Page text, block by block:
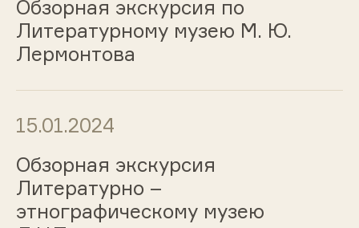
Обзорная экскурсия по
Литературному музею М. Ю.
Лермонтова
15.01.2024
Обзорная экскурсия
Литературно –
этнографическому музею